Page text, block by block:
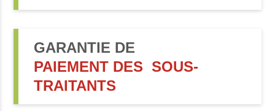
GARANTIE DE
PAIEMENT DES SOUS-
TRAITANTS